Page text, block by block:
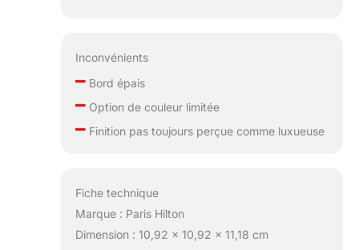
Inconvénients
–Bord épais
–Option de couleur limitée
–Finition pas toujours perçue comme luxueuse
Fiche technique
Marque : Paris Hilton
Dimension : 10,92 x 10,92 x 11,18 cm